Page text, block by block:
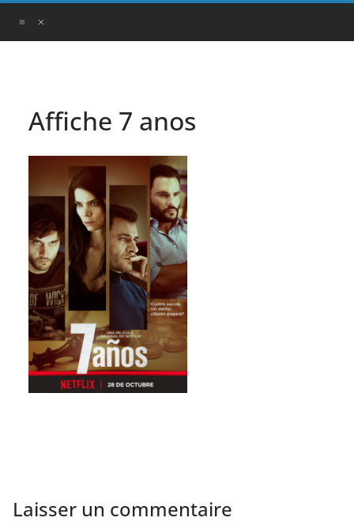
Affiche 7 anos
Laisser un commentaire